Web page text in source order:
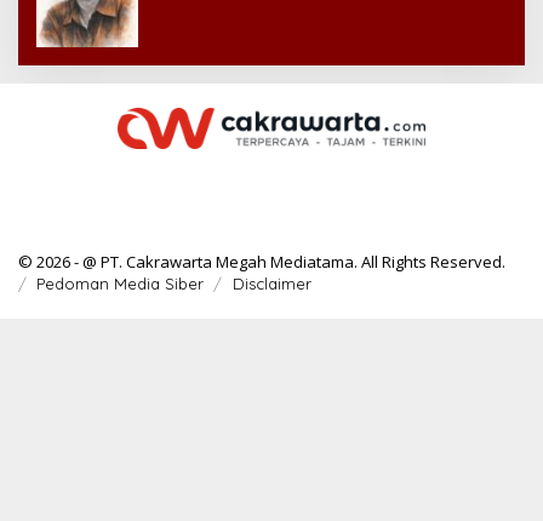
© 2026 - @ PT. Cakrawarta Megah Mediatama. All Rights Reserved.
Pedoman Media Siber Disclaimer